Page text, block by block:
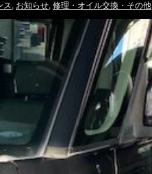
ス, お知らせ, 修理・オイル交換・その他